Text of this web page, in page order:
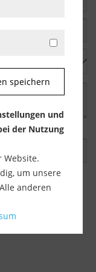
Textfeld ein.
speichern
und
der Nutzung
Website.
um unsere
anderen
Maps).
in den
ob Sie